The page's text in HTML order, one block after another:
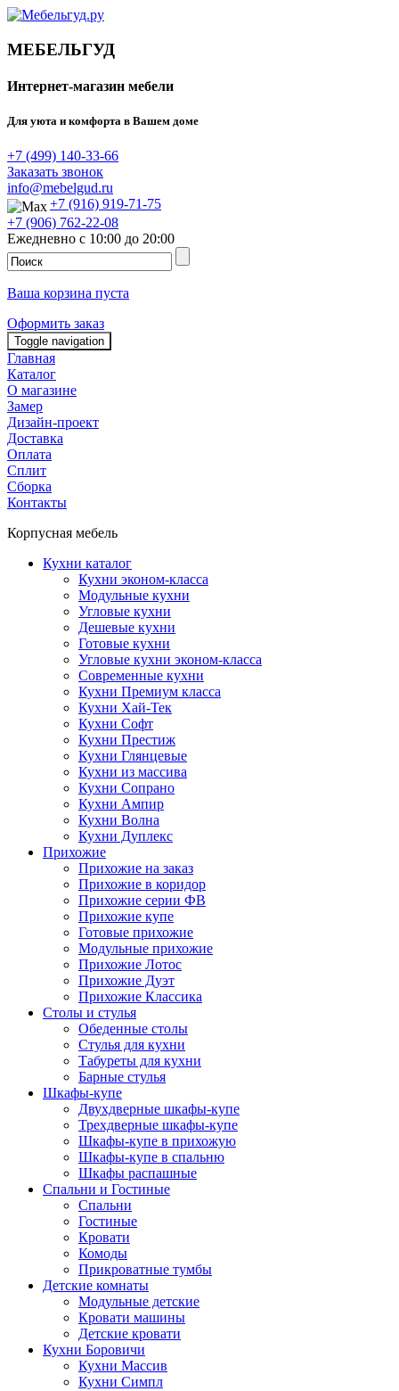
МЕБЕЛЬГУД
Интернет-магазин мебели
Для уюта и комфорта в Вашем доме
+7 (499) 140-33-66
Заказать звонок
info@mebelgud.ru
+7 (916) 919-71-75
+7 (906) 762-22-08
Ежедневно с 10:00 до 20:00
Ваша корзина пуста
Оформить заказ
Toggle navigation
Главная
Каталог
О магазине
Замер
Дизайн-проект
Доставка
Оплата
Сплит
Сборка
Контакты
Корпусная мебель
Кухни каталог
Кухни эконом-класса
Модульные кухни
Угловые кухни
Дешевые кухни
Готовые кухни
Угловые кухни эконом-класса
Современные кухни
Кухни Премиум класса
Кухни Хай-Тек
Кухни Софт
Кухни Престиж
Кухни Глянцевые
Кухни из массива
Кухни Сопрано
Кухни Ампир
Кухни Волна
Кухни Дуплекс
Прихожие
Прихожие на заказ
Прихожие в коридор
Прихожие серии ФВ
Прихожие купе
Готовые прихожие
Модульные прихожие
Прихожие Лотос
Прихожие Дуэт
Прихожие Классика
Столы и стулья
Обеденные столы
Стулья для кухни
Табуреты для кухни
Барные стулья
Шкафы-купе
Двухдверные шкафы-купе
Трехдверные шкафы-купе
Шкафы-купе в прихожую
Шкафы-купе в спальню
Шкафы распашные
Спальни и Гостиные
Спальни
Гостиные
Кровати
Комоды
Прикроватные тумбы
Детские комнаты
Модульные детские
Кровати машины
Детские кровати
Кухни Боровичи
Кухни Массив
Кухни Симпл